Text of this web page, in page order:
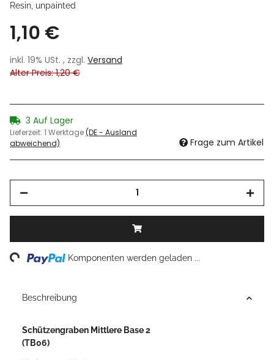
Resin, unpainted
1,10 €
inkl. 19% USt. , zzgl. Versand
Alter Preis: 1,20 €
3 Auf Lager
Lieferzeit: 1 Werktage(DE - Ausland
abweichend)
Frage zum Artikel
Komponenten werden geladen ...
Beschreibung
Schützengraben Mittlere Base 2
(TB06)